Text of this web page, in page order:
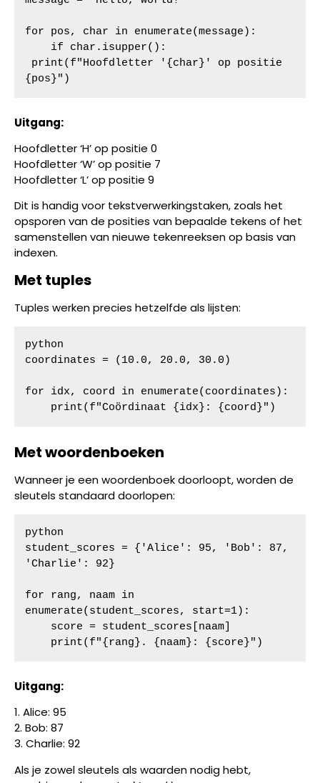
for pos, char in enumerate(message):
{pos}")
Uitgang:
Hoofdletter ‘H’ op positie 0
Hoofdletter ‘W’ op positie 7
Hoofdletter ‘L’ op positie 9
Dit is handig voor tekstverwerkingstaken, zoals het
opsporen van de posities van bepaalde tekens of het
samenstellen van nieuwe tekenreeksen op basis van
indexen.
Met tuples
Tuples werken precies hetzelfde als lijsten:
python
coordinates = (10.0, 20.0, 30.0)
for idx, coord in enumerate(coordinates):
    print(f"Coördinaat {idx}: {coord}")
Met woordenboeken
Wanneer je een woordenboek doorloopt, worden de
sleutels standaard doorlopen:
python
student_scores = {'Alice': 95, 'Bob': 87,
'Charlie': 92}
for rang, naam in
enumerate(student_scores, start=1):
    print(f"{rang}. {naam}: {score}")
Uitgang:
1. Alice: 95
2. Bob: 87
3. Charlie: 92
Als je zowel sleutels als waarden nodig hebt,